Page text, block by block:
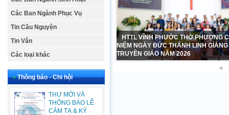
Các Ban Ngành Phục Vụ
Tin Cầu Nguyện
Tin Vắn
Các loại khác
• Thông báo - Chi hội
THƯ MỜI VÀ
THÔNG BÁO LỄ
CẢM TẠ & KỶ
CHƯƠNG TRÌNH THỜ PHƯỢNG
THÁNH LỄ BÁP TÊM CỦA HTTL VĨNH
Chúa nhật 12/7/2026